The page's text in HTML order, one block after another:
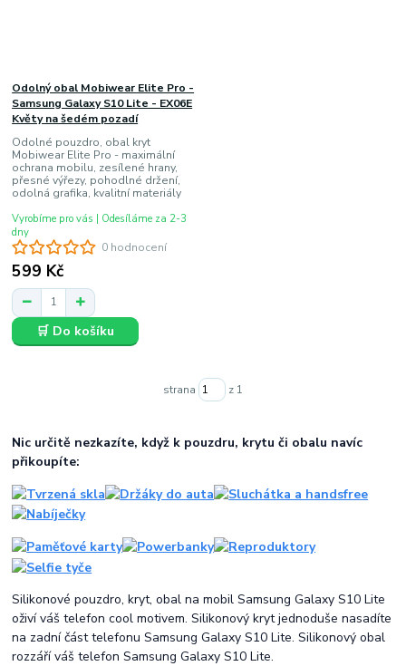
0 hodnocení
Odolný obal Mobiwear Elite Pro -
Samsung Galaxy S10 Lite - EX06E
Květy na šedém pozadí
Odolné pouzdro, obal kryt
Mobiwear Elite Pro - maximální
ochrana mobilu, zesílené hrany,
přesné výřezy, pohodlné držení,
odolná grafika, kvalitní materiály
599 Kč
Vyrobíme pro vás | Odesíláme za 2-3
dny
🛒 Do košíku
strana z 1
Nic určitě nezkazíte, když k pouzdru, krytu či obalu navíc
přikoupíte:
Silikonové pouzdro, kryt, obal na mobil Samsung Galaxy S10 Lite
oživí váš telefon cool motivem. Silikonový kryt jednoduše nasadíte
na zadní část telefonu Samsung Galaxy S10 Lite. Silikonový obal
rozzáří váš telefon Samsung Galaxy S10 Lite.